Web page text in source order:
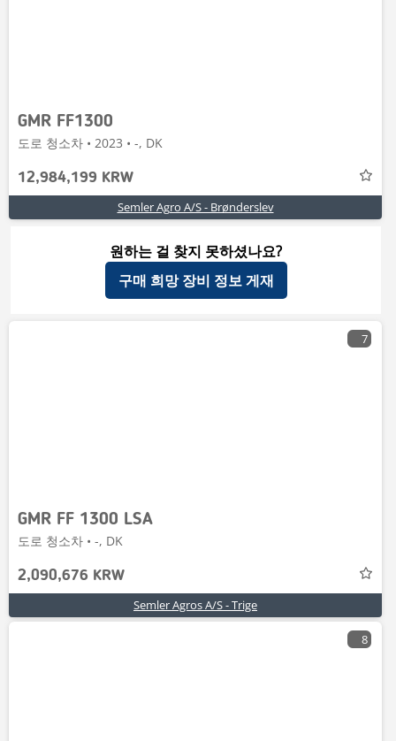
GMR FF1300
도로 청소차 • 2023 • -, DK
12,984,199 KRW
Semler Agro A/S - Brønderslev
원하는 걸 찾지 못하셨나요?
구매 희망 장비 정보 게재
7
GMR FF 1300 LSA
도로 청소차 • -, DK
2,090,676 KRW
Semler Agros A/S - Trige
8